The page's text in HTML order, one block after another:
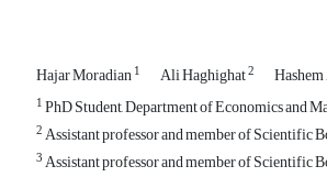
Hajar Moradian1 Ali Haghighat2
1PhD Student, Department of Economics and
2Assistant professor and member of Scientific
3Assistant professor and member of